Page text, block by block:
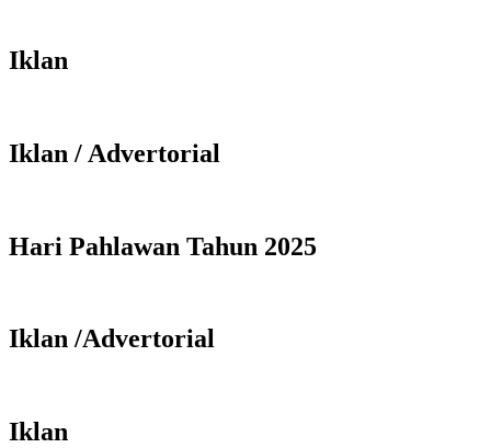
Iklan
Iklan / Advertorial
Hari Pahlawan Tahun 2025
Iklan /Advertorial
Iklan